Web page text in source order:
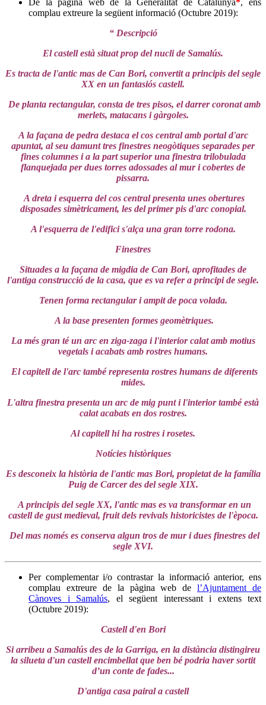
complau extreure la següent informació (Octubre 2019):
“ Descripció
El castell està situat prop del nucli de Samalús.
Es tracta de l'antic mas de Can Bori, convertit a principis del segle
XX en un fantasiós castell.
De planta rectangular, consta de tres pisos, el darrer coronat amb
merlets, matacans i gàrgoles.
A la façana de pedra destaca el cos central amb portal d'arc
apuntat, al seu damunt tres finestres neogòtiques separades per
fines columnes i a la part superior una finestra trilobulada
flanquejada per dues torres adossades al mur i cobertes de
pissarra.
A dreta i esquerra del cos central presenta unes obertures
disposades simètricament, les del primer pis d'arc conopial.
A l'esquerra de l'edifici s'alça una gran torre rodona.
Finestres
Situades a la façana de migdia de Can Bori, aprofitades de
l'antiga construcció de la casa, que es va refer a principi de segle.
Tenen forma rectangular i ampit de poca volada.
A la base presenten formes geomètriques.
La més gran té un arc en ziga-zaga i l'interior calat amb motius
vegetals i acabats amb rostres humans.
El capitell de l'arc també representa rostres humans de diferents
mides.
L'altra finestra presenta un arc de mig punt i l'interior també està
calat acabats en dos rostres.
Al capitell hi ha rostres i rosetes.
Notícies històriques
Es desconeix la història de l'antic mas Bori, propietat de la família
Puig de Carcer des del segle XIX.
A principis del segle XX, l'antic mas es va transformar en un
castell de gust medieval, fruit dels revivals historicistes de l'època.
Del mas només es conserva algun tros de mur i dues finestres del
segle XVI.
Per complementar i/o contrastar la informació anterior, ens
complau extreure de la pàgina web del’Ajuntament de
Cànoves i Samalús, el següent interessant i extens text
(Octubre 2019):
Castell d'en Bori
Si arribeu a Samalús des de la Garriga, en la distància distingireu
la silueta d'un castell encimbellat que ben bé podria haver sortit
d’un conte de fades...
D'antiga casa pairal a castell